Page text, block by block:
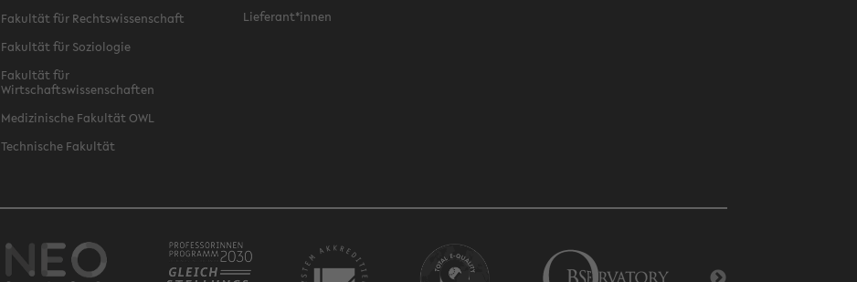
Fakultät für Rechtswissenschaft
Fakultät für Soziologie
Fakultät für
Wirtschaftswissenschaften
Medizinische Fakultät OWL
Technische Fakultät
Lieferant*innen